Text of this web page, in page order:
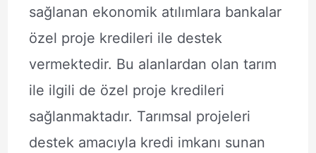
sağlanan ekonomik atılımlara bankalar
özel proje kredileri ile destek
vermektedir. Bu alanlardan olan tarım
ile ilgili de özel proje kredileri
sağlanmaktadır. Tarımsal projeleri
destek amacıyla kredi imkanı sunan